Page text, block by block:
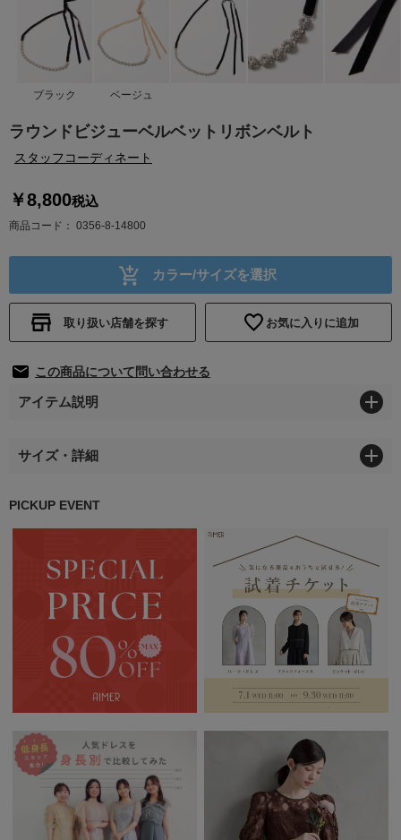
ブラック ベージュ
ラウンドビジューベルベットリボンベルト
スタッフコーディネート
￥8,800税込
商品コード 0356-8-14800
カラー/サイズを選択
取り扱い店舗を探す お気に入りに追加
この商品について問い合わせる
アイテム説明
サイズ・詳細
PICKUP EVENT